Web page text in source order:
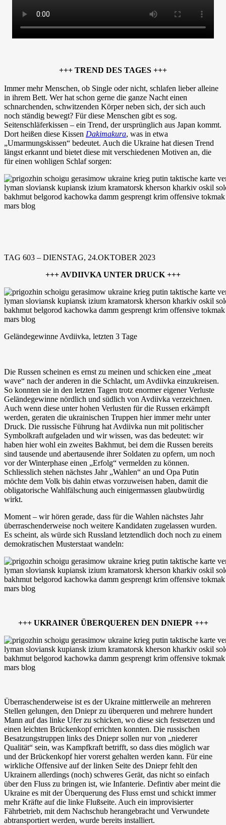
+++ TREND DES TAGES +++
Immer mehr Menschen, ob Single oder nicht, schlafen lieber alleine
in ihrem Bett. Wer hat schon gerne die ganze Nacht einen
schnarchenden, schwitzenden Körper neben sich, der sich auch
noch ständig bewegt? Für diese Menschen gibt es sog.
Seitenschläferkissen – ein Trend, der ursprünglich aus Japan kommt.
Dort heißen diese Kissen Dakimakura, was in etwa
„Umarmungskissen“ bedeutet. Auch die Ukraine hat diesen Trend
längst erkannt und bietet diese mit verschiedenen Motiven an, die
für einen wohligen Schlaf sorgen:
TAG 603 – DIENSTAG, 24.OKTOBER 2023
+++ AVDIIVKA UNTER DRUCK +++
Geländegewinne Avdiivka, letzten 3 Tage
Die Russen scheinen es ernst zu meinen und schicken eine „meat
wave“ nach der anderen in die Schlacht, um Avdiivka einzukreisen.
So konnten sie in den letzten Tagen trotz enormer eigener Verluste
Geländegewinne nördlich und südlich von Avdiivka verzeichnen.
Auch wenn diese unter hohen Verlusten für die Russen erkämpft
werden, geraten die ukrainischen Truppen hier immer mehr unter
Druck. Die russische Führung hat Avdiivka nun mit politischer
Symbolkraft aufgeladen und wir wissen, was das bedeutet: wir
haben hier wohl ein zweites Bakhmut, bei dem die Russen bereits
sind tausende und abertausende ihrer Soldaten zu opfern, um noch
vor der Winterphase einen „Erfolg“ vermelden zu können.
Schliesslich stehen nächstes Jahr „Wahlen“ an und Opa Putin
möchte dem Volk bis dahin etwas vorzuweisen haben, damit die
obligatorische Wahlfälschung auch einigermassen glaubwürdig
wirkt.
Moment – wir hören gerade, dass für die Wahlen nächstes Jahr
überraschenderweise noch weitere Kandidaten zugelassen wurden.
Es scheint, als würde sich Russland letztendlich doch noch zu einem
demokratischen Musterstaat wandeln:
+++ UKRAINER ÜBERQUEREN DEN DNIEPR +++
Überraschenderweise ist es der Ukraine mittlerweile an mehreren
Stellen gelungen, den Dniepr zu überqueren und mehrere hundert
Mann auf das linke Ufer zu schicken, wo diese sich festsetzen und
einen leichten Brückenkopf errichten konnten. Die russischen
Besatzungstruppen links des Dniepr sollen nur von „niederer
Qualität“ sein, was Kampfkraft betrifft, so dass dies möglich war
und der Brückenkopf hier vorerst gehalten werden kann. Für eine
wirkliche Offensive auf der linken Seite des Dniepr fehlt den
Ukrainern allerdings (noch) schweres Gerät, das nicht so einfach
über den Fluss zu bringen ist, wie Infanterie. Defintiv aber meint die
Ukraine es mit der Überquerung des Fluss ernst und schickt immer
mehr Kräfte auf die linke Flußseite. Auch ein improvisierter
Fährbetrieb, mit dem Nachschub herangebracht und Verwundete
abtransportiert werden, wurde bereits installiert.